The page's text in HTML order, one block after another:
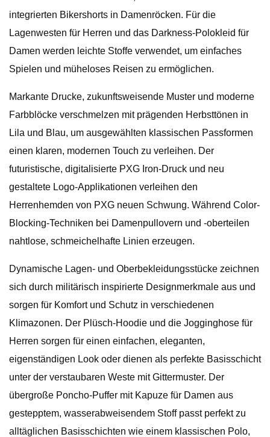
integrierten Bikershorts in Damenröcken. Für die
Lagenwesten für Herren und das Darkness-Polokleid für
Damen werden leichte Stoffe verwendet, um einfaches
Spielen und müheloses Reisen zu ermöglichen.
Markante Drucke, zukunftsweisende Muster und moderne
Farbblöcke verschmelzen mit prägenden Herbsttönen in
Lila und Blau, um ausgewählten klassischen Passformen
einen klaren, modernen Touch zu verleihen. Der
futuristische, digitalisierte PXG Iron-Druck und neu
gestaltete Logo-Applikationen verleihen den
Herrenhemden von PXG neuen Schwung. Während Color-
Blocking-Techniken bei Damenpullovern und -oberteilen
nahtlose, schmeichelhafte Linien erzeugen.
Dynamische Lagen- und Oberbekleidungsstücke zeichnen
sich durch militärisch inspirierte Designmerkmale aus und
sorgen für Komfort und Schutz in verschiedenen
Klimazonen. Der Plüsch-Hoodie und die Jogginghose für
Herren sorgen für einen einfachen, eleganten,
eigenständigen Look oder dienen als perfekte Basisschicht
unter der verstaubaren Weste mit Gittermuster. Der
übergroße Poncho-Puffer mit Kapuze für Damen aus
gestepptem, wasserabweisendem Stoff passt perfekt zu
alltäglichen Basisschichten wie einem klassischen Polo,